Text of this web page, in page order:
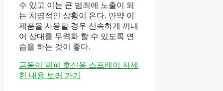
수 있고 이는 큰 범죄에 노출이 되
는 치명적인 상황이 온다. 만약 이
제품을 사용할 경우 신속하게 꺼내
어 상대를 무력화 할 수 있도록 연
습을 하는 것이 좋다.
금동이 페퍼 호신용 스프레이 자세
한 내용 보러 가기